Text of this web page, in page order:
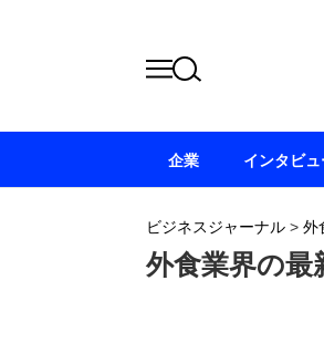
ビジネスジャーナル > 外
外食業界の最
企業 インタビュ